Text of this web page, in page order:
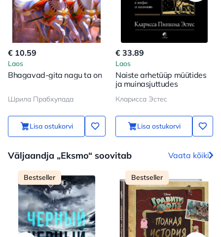
€ 10.59
Laos
Bhagavad-gita nagu ta on
Шрила Прабхупада
Lisa ostukorvi
€ 33.89
Laos
Naiste arhetüüp müütides
ja muinasjuttudes
Кларисса Эстес
Lisa ostukorvi
Väljaandja „Eksmo“ soovitab Vaata kõiki
Bestseller Bestseller